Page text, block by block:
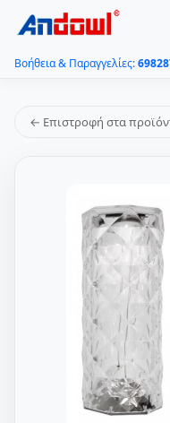
Βοήθεια & Παραγγελίες:
← Επιστροφή στα